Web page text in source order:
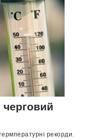
черговий
рекорди.